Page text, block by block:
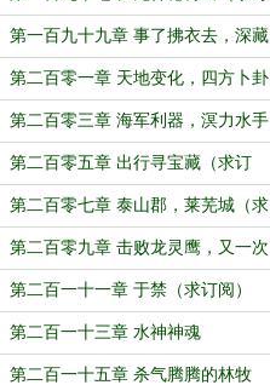
阅）
第一百九十九章 事了拂衣去，深藏
功与名
第二百零一章 天地变化，四方卜卦
（求订阅）
第二百零三章 海军利器，溟力水手
第二百零五章 出行寻宝藏（求订
阅）
第二百零七章 泰山郡，莱芜城（求
订阅）
第二百零九章 击败龙灵鹰，又一次
蜕变（求订阅）
第二百一十一章 于禁（求订阅）
第二百一十三章 水神神魂
第二百一十五章 杀气腾腾的林牧